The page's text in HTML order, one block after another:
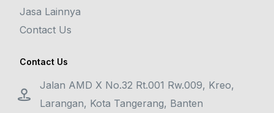
Jasa Lainnya
Contact Us
Contact Us
Jalan AMD X No.32 Rt.001 Rw.009, Kreo,
Larangan, Kota Tangerang, Banten